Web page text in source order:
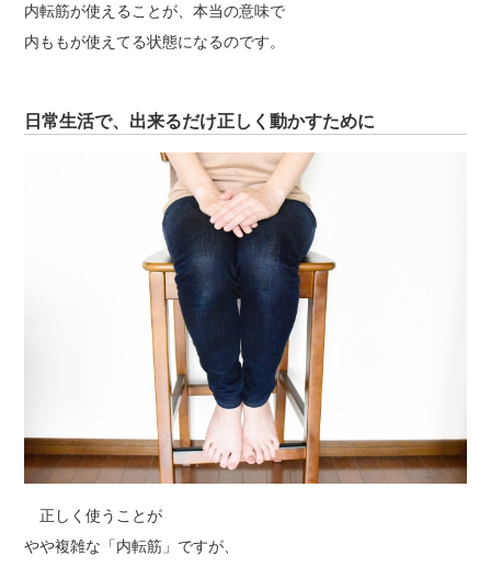
内転筋が使えることが、本当の意味で
内ももが使えてる状態になるのです。
日常生活で、出来るだけ正しく動かすために
正しく使うことが
やや複雑な「内転筋」ですが、